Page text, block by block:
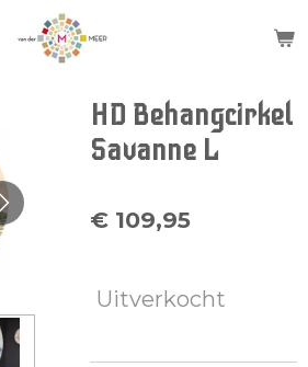
HD Behangcirkel
Savanne L
€ 109,95
Uitverkocht